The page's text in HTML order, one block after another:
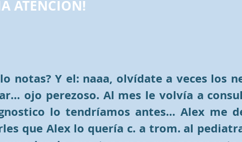
ATENCION!
notas? Y el: naaa, olvídate a veces los
ojo perezoso. Al mes le volvía a
lo tendríamos antes… Alex me
que Alex lo quería c. a trom. al